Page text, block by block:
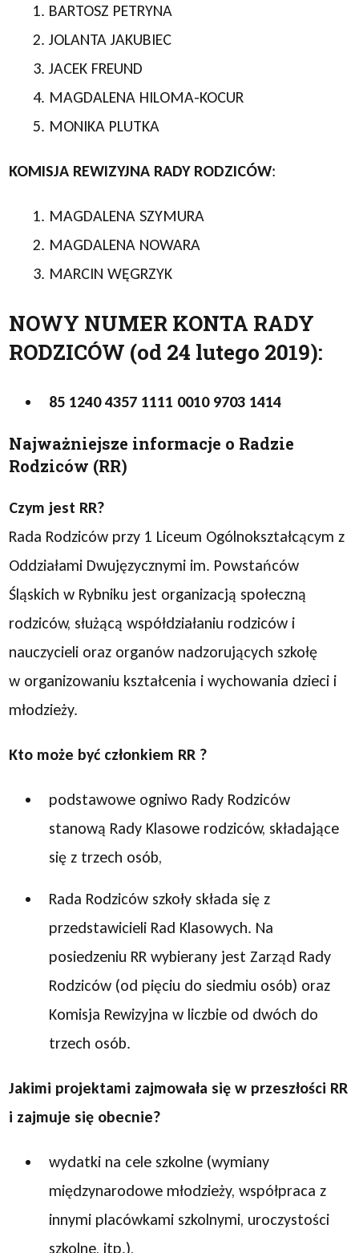
1. BARTOSZ PETRYNA
2. JOLANTA JAKUBIEC
3. JACEK FREUND
4. MAGDALENA HILOMA-KOCUR
5. MONIKA PLUTKA
KOMISJA REWIZYJNA RADY RODZICÓW:
1. MAGDALENA SZYMURA
2. MAGDALENA NOWARA
3. MARCIN WĘGRZYK
NOWY NUMER KONTA RADY
RODZICÓW (od 24 lutego 2019):
85 1240 4357 1111 0010 9703 1414
Najważniejsze informacje o Radzie
Rodziców (RR)
Czym jest RR?
Rada Rodziców przy 1 Liceum Ogólnokształcącym z
Oddziałami Dwujęzycznymi im. Powstańców
Śląskich w Rybniku jest organizacją społeczną
rodziców, służącą współdziałaniu rodziców i
nauczycieli oraz organów nadzorujących szkołę
w organizowaniu kształcenia i wychowania dzieci i
młodzieży.
Kto może być członkiem RR ?
podstawowe ogniwo Rady Rodziców
stanową Rady Klasowe rodziców, składające
się z trzech osób,
Rada Rodziców szkoły składa się z
przedstawicieli Rad Klasowych. Na
posiedzeniu RR wybierany jest Zarząd Rady
Rodziców (od pięciu do siedmiu osób) oraz
Komisja Rewizyjna w liczbie od dwóch do
trzech osób.
Jakimi projektami zajmowała się w przeszłości RR
i zajmuje się obecnie?
wydatki na cele szkolne (wymiany
międzynarodowe młodzieży, współpraca z
innymi placówkami szkolnymi, uroczystości
szkolne, itp.),